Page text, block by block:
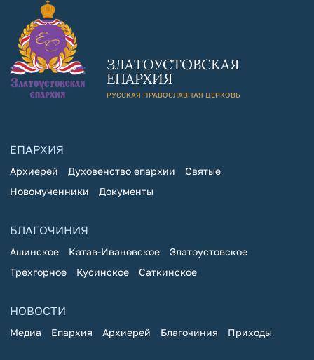
ЗЛАТОУСТОВСКАЯ
ЕПАРХИЯ
РУССКАЯ ПРАВОСЛАВНАЯ ЦЕРКОВЬ
ЕПАРХИЯ
Архиерей Духовенство епархии
Святые
Новомученники
Документы
БЛАГОЧИНИЯ
Ашинское Катав-Ивановское
Златоустовское
Трехгорное
Кусинское Саткинское
НОВОСТИ
Медиа Епархия Архиерей Благочиния Приходы